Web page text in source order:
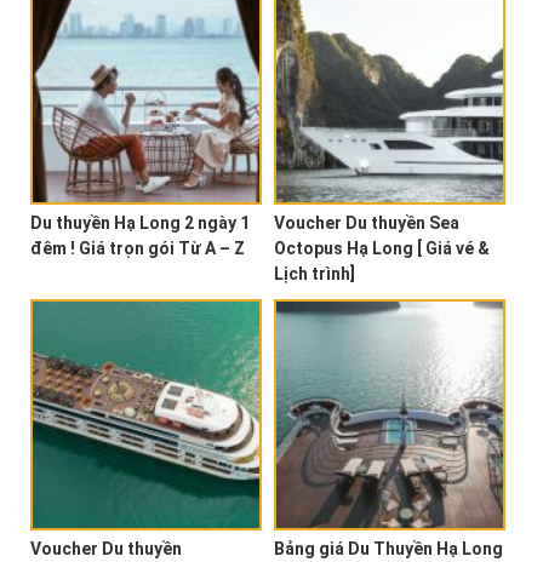
Du thuyền Hạ Long 2 ngày 1
đêm ! Giá trọn gói Từ A – Z
Voucher Du thuyền Sea
Octopus Hạ Long [ Giá vé &
Lịch trình]
Voucher Du thuyền
Bảng giá Du Thuyền Hạ Long